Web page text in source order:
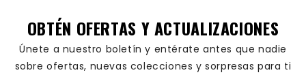
ofrecen aún más valor. Envío gratis en
compras mayores a $799 MXN y
devoluciones por defecto o talla incorrecta
dentro de las primeras 48 horas.
OBTÉN OFERTAS Y ACTUALIZACIONES
Únete a nuestro boletín y entérate antes que nadie
sobre ofertas, nuevas colecciones y sorpresas para ti